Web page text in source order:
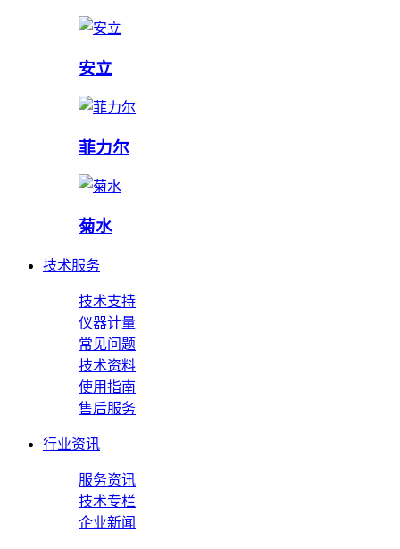
安立
菲力尔
菊水
技术服务
技术支持
仪器计量
常见问题
技术资料
使用指南
售后服务
行业资讯
服务资讯
技术专栏
企业新闻